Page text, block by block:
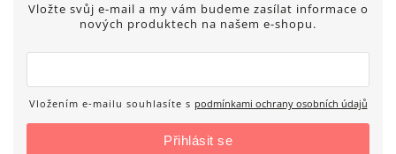
Vložte svůj e-mail a my vám budeme zasílat informace o
nových produktech na našem e-shopu.
Vložením e-mailu souhlasíte s podmínkami ochrany osobních údajů
Přihlásit se